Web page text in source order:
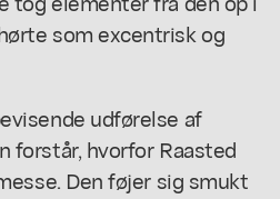
som excentrisk og
udførelse af
forstår, hvorfor Raasted
Den føjer sig smukt